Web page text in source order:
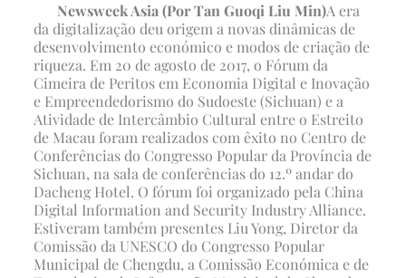
Newsweek Asia (Por Tan Guoqi Liu Min)A era
da digitalização deu origem a novas dinâmicas de
desenvolvimento económico e modos de criação de
riqueza. Em 20 de agosto de 2017, o Fórum da
Cimeira de Peritos em Economia Digital e Inovação
e Empreendedorismo do Sudoeste (Sichuan) e a
Atividade de Intercâmbio Cultural entre o Estreito
de Macau foram realizados com êxito no Centro de
Conferências do Congresso Popular da Província de
Sichuan, na sala de conferências do 12.º andar do
Dacheng Hotel. O fórum foi organizado pela China
Digital Information and Security Industry Alliance.
Estiveram também presentes Liu Yong, Diretor da
Comissão da UNESCO do Congresso Popular
Municipal de Chengdu, a Comissão Económica e de